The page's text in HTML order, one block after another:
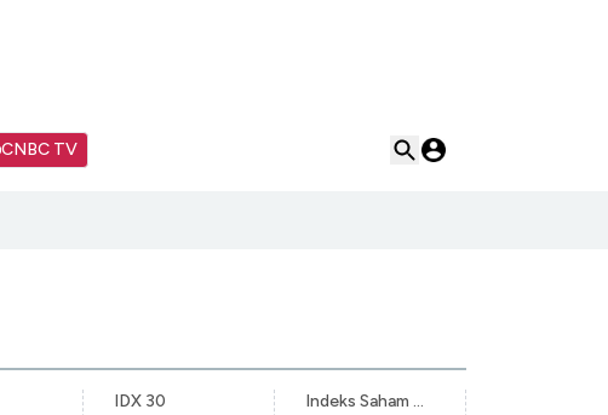
CNBC TV
IDX 30
Indeks Saham Syariah Indonesia